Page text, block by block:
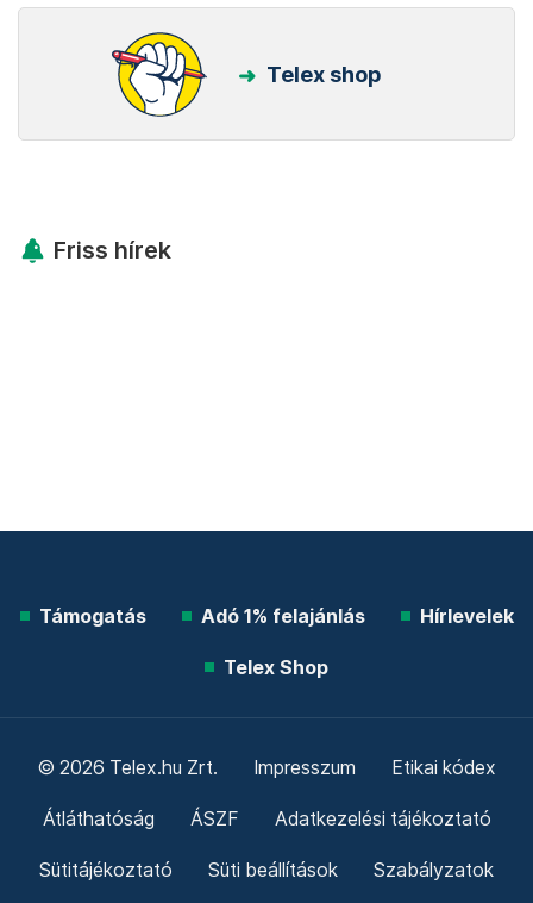
Telex shop
Friss hírek
Támogatás Adó 1% felajánlás Hírlevelek
Telex Shop
© 2026 Telex.hu Zrt. Impresszum Etikai kódex
Átláthatóság ÁSZF Adatkezelési tájékoztató
Sütitájékoztató Süti beállítások Szabályzatok